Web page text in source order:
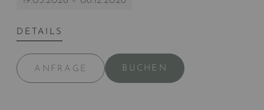
DETAILS
ANFRAGE BUCHEN